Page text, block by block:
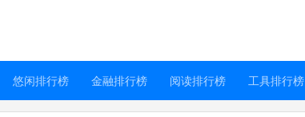
悠闲排行榜 金融排行榜 阅读排行榜 工具排行榜